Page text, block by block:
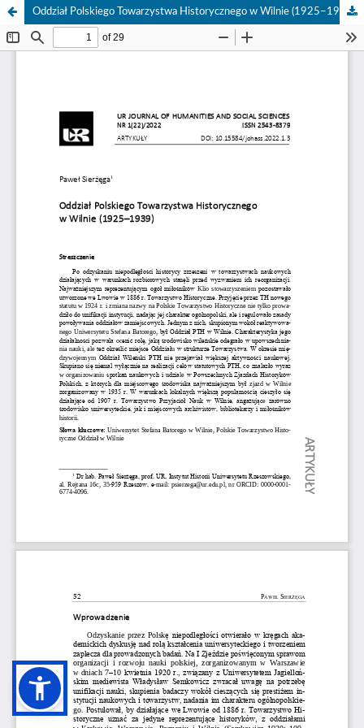
Oddział Polskiego Towarzystwa Historycznego w Wilnie (1925–1939)